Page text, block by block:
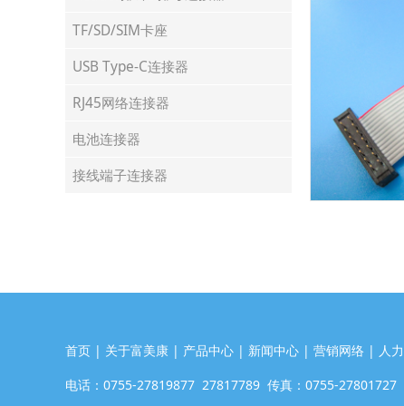
TF/SD/SIM卡座
USB Type-C连接器
RJ45网络连接器
电池连接器
接线端子连接器
首页 | 关于富美康 | 产品中心 | 新闻中心 | 营销网络 | 人
电话：0755-27819877 27817789 传真：0755-27801727